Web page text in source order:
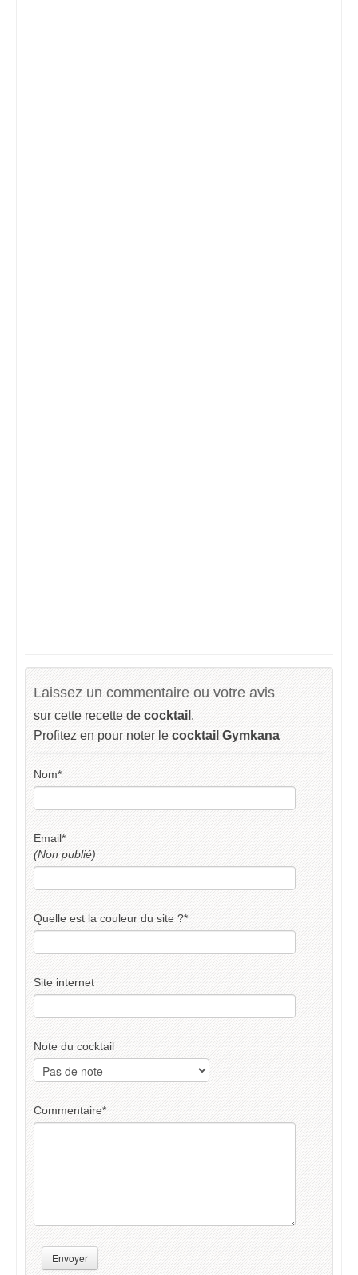
Laissez un commentaire ou votre avis
sur cette recette de cocktail .
Profitez en pour noter le cocktail Gymkana
Nom*
Email*
(Non publié)
Quelle est la couleur du site ?*
Site internet
Note du cocktail
Commentaire*
Envoyer